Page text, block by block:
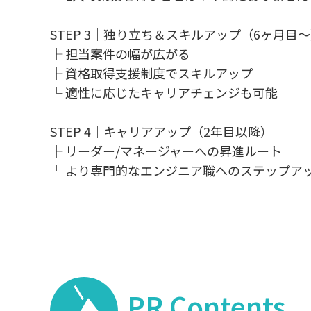
STEP 3｜独り立ち＆スキルアップ（6ヶ月目～
├ 担当案件の幅が広がる
├ 資格取得支援制度でスキルアップ
└ 適性に応じたキャリアチェンジも可能
STEP 4｜キャリアアップ（2年目以降）
├ リーダー/マネージャーへの昇進ルート
└ より専門的なエンジニア職へのステップア